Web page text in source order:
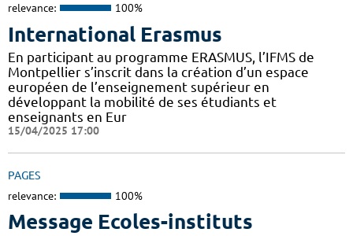
relevance: 100%
International Erasmus
En participant au programme ERASMUS, l’IFMS de
Montpellier s’inscrit dans la création d’un espace
européen de l’enseignement supérieur en
développant la mobilité de ses étudiants et
enseignants en Eur
15/04/2025 17:00
PAGES
relevance: 100%
Message Ecoles-instituts